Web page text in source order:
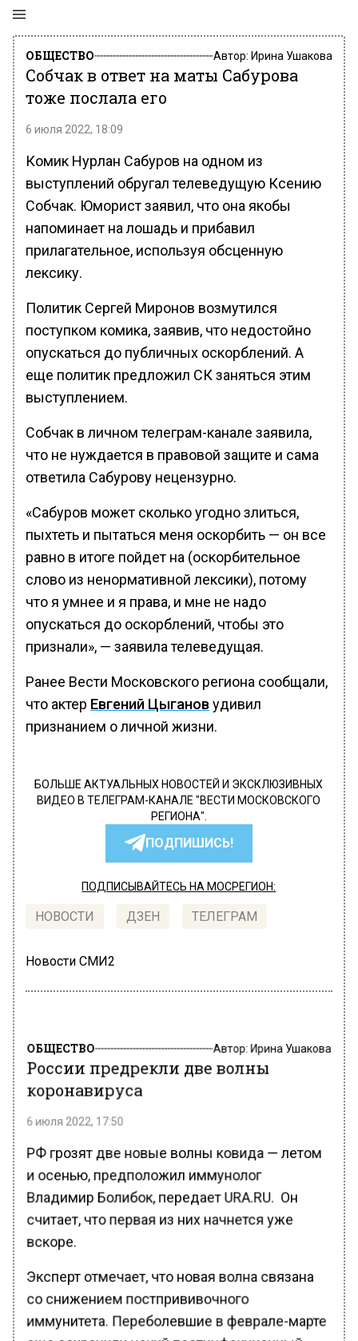
ОБЩЕСТВО Автор: Ирина Ушакова
Собчак в ответ на маты Сабурова
тоже послала его
6 июля 2022, 18:09
Комик Нурлан Сабуров на одном из
выступлений обругал телеведущую Ксению
Собчак. Юморист заявил, что она якобы
напоминает на лошадь и прибавил
прилагательное, используя обсценную
лексику.
Политик Сергей Миронов возмутился
поступком комика, заявив, что недостойно
опускаться до публичных оскорблений. А
еще политик предложил СК заняться этим
выступлением.
Собчак в личном телеграм-канале заявила,
что не нуждается в правовой защите и сама
ответила Сабурову нецензурно.
«Сабуров может сколько угодно злиться,
пыхтеть и пытаться меня оскорбить — он все
равно в итоге пойдет на (оскорбительное
слово из ненормативной лексики), потому
что я умнее и я права, и мне не надо
опускаться до оскорблений, чтобы это
признали», — заявила телеведущая.
Ранее Вести Московского региона сообщали,
что актер Евгений Цыганов удивил
признанием о личной жизни.
БОЛЬШЕ АКТУАЛЬНЫХ НОВОСТЕЙ И ЭКСКЛЮЗИВНЫХ
ВИДЕО В ТЕЛЕГРАМ-КАНАЛЕ "ВЕСТИ МОСКОВСКОГО
РЕГИОНА".
ПОДПИШИСЬ!
ПОДПИСЫВАЙТЕСЬ НА МОСРЕГИОН:
НОВОСТИ ДЗЕН ТЕЛЕГРАМ
Новости СМИ2
ОБЩЕСТВО Автор:Ирина Ушакова
России предрекли две волны
коронавируса
6 июля 2022, 17:50
РФ грозят две новые волны ковида — летом
и осенью, предположил иммунолог
Владимир Болибок, передает URA.RU. Он
считает, что первая из них начнется уже
вскоре.
Эксперт отмечает, что новая волна связана
со снижением постпрививочного
иммунитета. Переболевшие в феврале-марте